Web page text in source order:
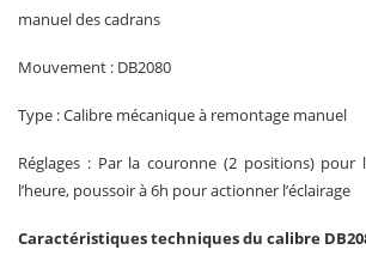
manuel des cadrans
Mouvement : DB2080
Type : Calibre mécanique à remontage manuel
Réglages : Par la couronne (2 positions) pour
l’heure, poussoir à 6h pour actionner l’éclairage
Caractéristiques techniques du calibre